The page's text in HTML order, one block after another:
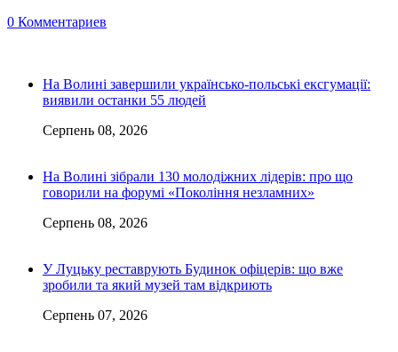
0 Комментариев
На Волині завершили українсько-польські ексгумації:
виявили останки 55 людей
Серпень 08, 2026
На Волині зібрали 130 молодіжних лідерів: про що
говорили на форумі «Покоління незламних»
Серпень 08, 2026
У Луцьку реставрують Будинок офіцерів: що вже
зробили та який музей там відкриють
Серпень 07, 2026